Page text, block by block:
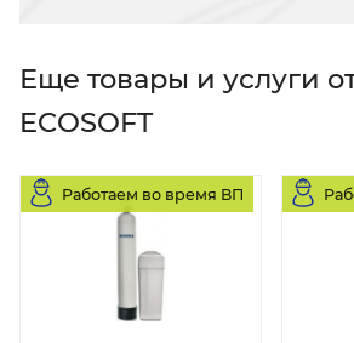
Еще товары и услуги
ECOSOFT
Работаем во время ВП